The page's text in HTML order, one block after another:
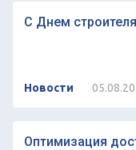
С Днем
Новости
Оптимизация